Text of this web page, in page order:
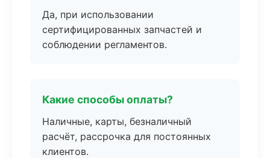
Да, при использовании
сертифицированных запчастей и
соблюдении регламентов.
Какие способы оплаты?
Наличные, карты, безналичный
расчёт, рассрочка для постоянных
клиентов.